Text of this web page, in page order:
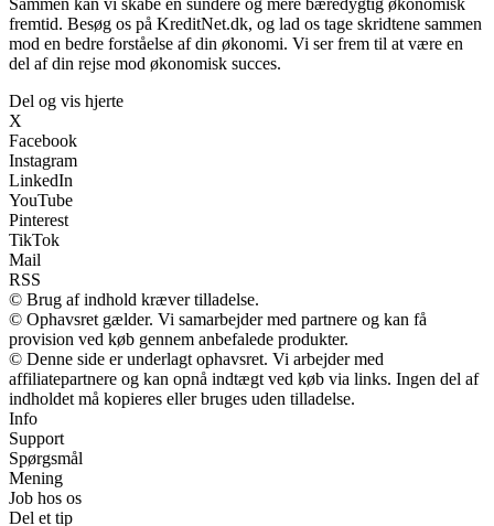
Sammen kan vi skabe en sundere og mere bæredygtig økonomisk
fremtid. Besøg os på KreditNet.dk, og lad os tage skridtene sammen
mod en bedre forståelse af din økonomi. Vi ser frem til at være en
del af din rejse mod økonomisk succes.
Del og vis hjerte
X
Facebook
Instagram
LinkedIn
YouTube
Pinterest
TikTok
Mail
RSS
© Brug af indhold kræver tilladelse.
© Ophavsret gælder. Vi samarbejder med partnere og kan få
provision ved køb gennem anbefalede produkter.
© Denne side er underlagt ophavsret. Vi arbejder med
affiliatepartnere og kan opnå indtægt ved køb via links. Ingen del af
indholdet må kopieres eller bruges uden tilladelse.
Info
Support
Spørgsmål
Mening
Job hos os
Del et tip